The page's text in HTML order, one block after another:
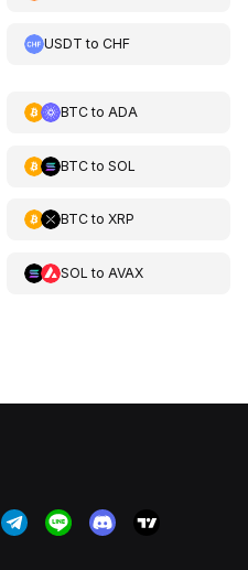
USDT toCHF
BTCto ADA
BTCto SOL
BTCto XRP
SOL to AVAX